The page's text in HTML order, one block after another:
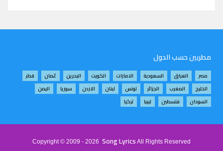
مطربين حسب الدول
مصر العراق السعودية الامارات الكويت البحرين عُمان
قطر
الخليج
المغرب الجزائر تونس لبنان الاردن سوريا
اليمن
السودان
فلسطين ليبيا تركيا
Copyright © 2009 - 2026 Song Lyrics All Rights Reserved